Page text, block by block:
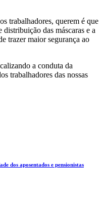
trabalhadores, querem é que
das máscaras e a
trazer maior segurança ao
a conduta da
trabalhadores das nossas
dos aposentados e pensionistas